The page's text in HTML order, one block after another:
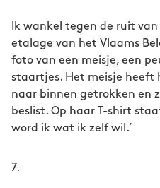
Ik wankel tegen de ruit
etalage van het Vlaams
foto van een meisje, een
staartjes. Het meisje heeft
naar binnen getrokken en
beslist. Op haar T-shirt
word ik wat ik zelf wil.’
7.